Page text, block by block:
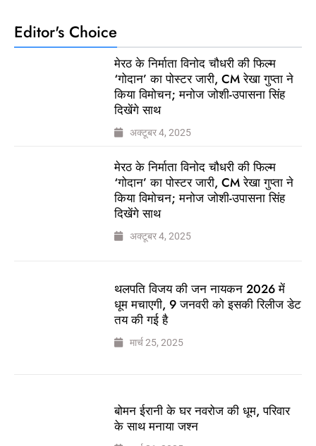
Editor's Choice
मेरठ के निर्माता विनोद चौधरी की फिल्म
‘गोदान’ का पोस्टर जारी, CM रेखा गुप्ता ने
किया विमोचन; मनोज जोशी-उपासना सिंह
दिखेंगे साथ
अक्टूबर 4, 2025
मेरठ के निर्माता विनोद चौधरी की फिल्म
‘गोदान’ का पोस्टर जारी, CM रेखा गुप्ता ने
किया विमोचन; मनोज जोशी-उपासना सिंह
दिखेंगे साथ
अक्टूबर 4, 2025
थलपति विजय की जन नायकन 2026 में
धूम मचाएगी, 9 जनवरी को इसकी रिलीज डेट
तय की गई है
मार्च 25, 2025
बोमन ईरानी के घर नवरोज की धूम, परिवार
के साथ मनाया जश्न